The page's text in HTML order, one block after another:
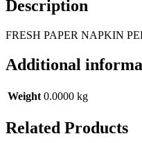
Description
FRESH PAPER NAPKIN
Additional
Weight 0.0000 kg
Related Products